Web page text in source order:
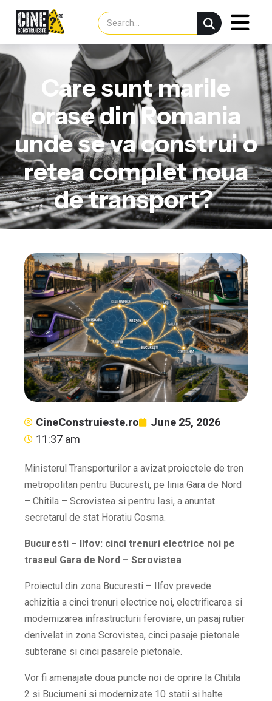
Care sunt marile
orase din Romania
unde se va construi o
retea complet noua
de transport?
CineConstruieste.ro
June 25, 2026
11:37 am
Ministerul Transporturilor a avizat proiectele de tren
metropolitan pentru Bucuresti, pe linia Gara de Nord
– Chitila – Scrovistea si pentru Iasi, a anuntat
secretarul de stat Horatiu Cosma.
Bucuresti – Ilfov: cinci trenuri electrice noi pe
traseul Gara de Nord – Scrovistea
Proiectul din zona Bucuresti – Ilfov prevede
achizitia a cinci trenuri electrice noi, electrificarea si
modernizarea infrastructurii feroviare, un pasaj rutier
denivelat in zona Scrovistea, cinci pasaje pietonale
subterane si cinci pasarele pietonale.
Vor fi amenajate doua puncte noi de oprire la Chitila
2 si Buciumeni si modernizate 10 statii si halte